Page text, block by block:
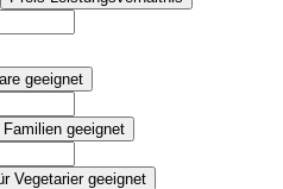
geeignet
Familien geeignet
Vegetarier geeignet